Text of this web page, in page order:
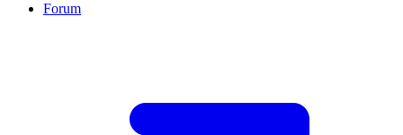
Forum